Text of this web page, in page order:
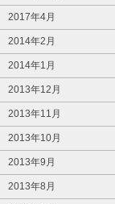
2017年4月
2014年2月
2014年1月
2013年12月
2013年11月
2013年10月
2013年9月
2013年8月